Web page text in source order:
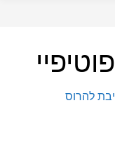
להרוס